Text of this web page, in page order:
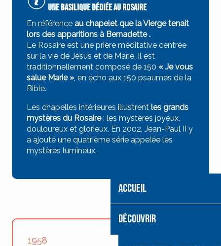
ACCUEIL
DÉCOUVRIR
Une basilique dédiée au Rosaire
En référence au chapelet que la Vierge tenait
lors des apparitions à Bernadette .
Le Rosaire est une prière méditative centrée
sur la vie de Jésus et de Marie. Il est
traditionnellement composé de 150 « Je vous
salue Marie », en écho aux 150 psaumes de la
Bible.
Les chapelles intérieures illustrent les grands
mystères du Rosaire: les mystères joyeux,
douloureux et glorieux. En 2002, Jean-Paul II y
a ajouté une quatrième série appelée les
mystères lumineux.
1958